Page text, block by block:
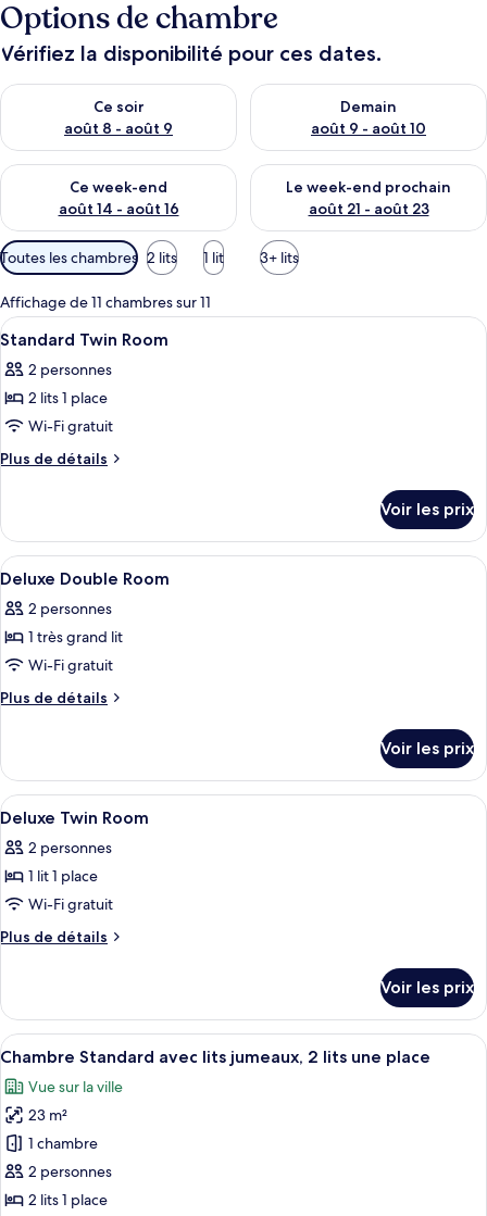
Options de chambre
Vérifiez la disponibilité pour ces dates.
Ce soir
août 8 - août 9
Vérifier la disponibilité pour ce soir août 8 - août 9
Demain
août 9 - août 10
Vérifier la disponibilité pour
Ce week-end
août 14 - août 16
Vérifier la disponibilité pour ce week-end août 14 - août 16
Le week-end prochain
août 21 - août 23
Vérifier la disponibilité pour
Filtres
disponibles
pour
les
chambres
Toutes les chambres 2 lits 1 lit 3+ lits
Affichage de 11 chambres sur 11
Afficher
toutes
les
photos
pour
ce
chambre :
Standard
Twin
Room
Une chambre d’hôtel avec deux
4
Standard Twin Room
2 personnes
2 lits 1 place
Wi-Fi gratuit
Plus de détails
Plus
le
type
de
Standard
Twin
Voir les prix
Afficher
toutes
les
photos
pour
ce
chambre :
Deluxe
Double
Room
Literie de qualité supérieure, couette
4
Deluxe Double Room
2 personnes
1 très grand lit
Wi-Fi gratuit
Plus de détails
Plus
le
type
de
Deluxe
Double
Voir les prix
Afficher
toutes
les
photos
pour
ce
chambre :
Deluxe
Twin
Room
Literie de qualité supérieure, couette
4
Deluxe Twin Room
2 personnes
1 lit 1 place
Wi-Fi gratuit
Plus de détails
Plus
le
type
de
Deluxe
Twin
Room
Voir les prix
Afficher
toutes
les
photos
pour
ce
type
Une chambre d’hôtel avec deux
4
Chambre Standard avec lits jumeaux, 2 lits une place
Vue sur la ville
23 m²
1 chambre
2 personnes
2 lits 1 place